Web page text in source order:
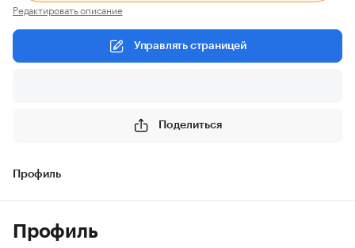
Редактировать описание
Управлять страницей
Поделиться
Профиль
Профиль